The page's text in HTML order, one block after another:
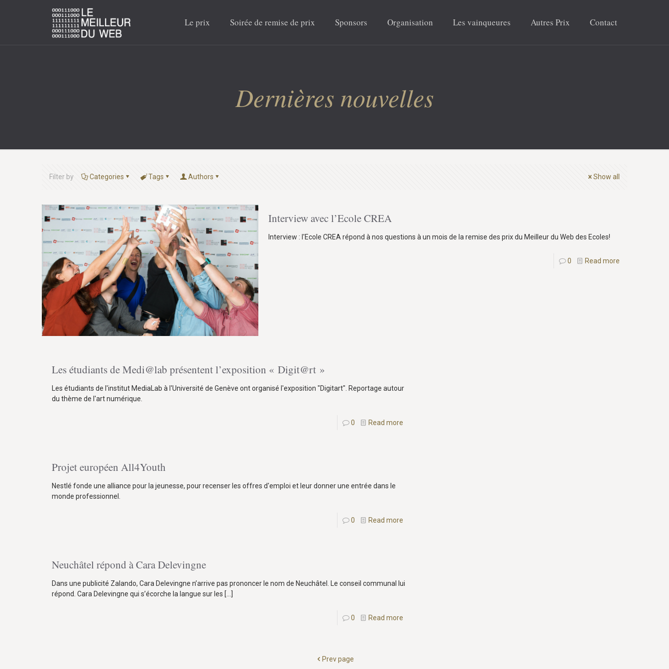
Le prix Soirée de remise de prix Sponsors Organisation Les vainqueures Autres Prix Contact
Dernières nouvelles
Filter by Categories Tags Authors Show all
Interview avec l’Ecole CREA
Interview : l'Ecole CREA répond à nos questions à un mois de la remise des prix du Meilleur du Web des Ecoles!
0 Read more
Les étudiants de Medi@lab présentent l’exposition « Digit@rt »
Les étudiants de l'institut MediaLab à l'Université de Genève ont organisé l'exposition "Digitart". Reportage autour
du thème de l'art numérique.
0 Read more
Projet européen All4Youth
Nestlé fonde une alliance pour la jeunesse, pour recenser les offres d'emploi et leur donner une entrée dans le
monde professionnel.
0 Read more
Neuchâtel répond à Cara Delevingne
Dans une publicité Zalando, Cara Delevingne n’arrive pas prononcer le nom de Neuchâtel. Le conseil communal lui
répond. Cara Delevingne qui s’écorche la langue sur les […]
0 Read more
Prev page